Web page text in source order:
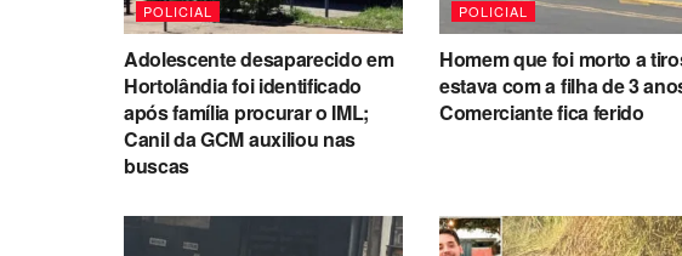
POLICIAL
Adolescente desaparecido em
Hortolândia foi identificado
após família procurar o IML;
Canil da GCM auxiliou nas
buscas
POLICIAL
Homem que foi morto a
estava com a filha de 3
Comerciante fica ferido